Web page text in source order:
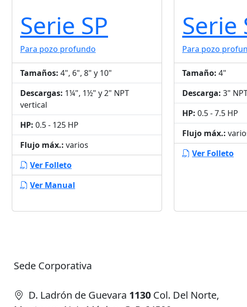
Serie SP
Para pozo profundo
Tamaños: 4", 6", 8" y 10"
Descargas: 1¼", 1½" y 2" NPT
vertical
HP: 0.5 - 125 HP
Flujo máx.: varios
Ver Folleto
Ver Manual
Serie
Para pozo
Tamaño: 4"
Descarga: 3"
HP: 0.5 - 7.5 HP
Flujo máx.:
Ver Folleto
Sede Corporativa
D. Ladrón de Guevara 1130 Col. Del Norte,